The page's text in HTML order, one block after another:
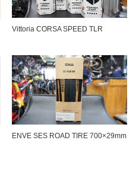
Vittoria CORSA SPEED TLR
ENVE SES ROAD TIRE 700×29mm